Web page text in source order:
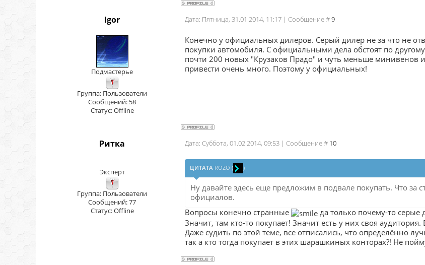
Igor Дата: Пятница, 31.01.2014, 11:17 | Сообщение #9
Подмастерье
Группа: Пользователи
Сообщений: 58
Статус:Offline
Конечно у официальных дилеров. Серый дилер не за что не
покупки автомобиля. С официальными дела обстоят по
почти 200 новых "Крузаков Прадо" и чуть меньше минивенов
привести очень много. Поэтому у официальных!
Ритка Дата: Суббота, 01.02.2014, 09:53 | Сообщение # 10
Эксперт
Группа: Пользователи
Сообщений:77
Статус:Offline
ЦИТАТА ROZO ( )
Ну давайте здесь еще предложим в подвале покупать. Что за
официалов.
Вопросы конечно странные
да только почему-то
Значит, там кто-то покупает! Значит есть у них своя
Даже судить по этой теме, все отписались, что определённо
так а кто тогда покупает в этих шарашкиных конторах?! Не